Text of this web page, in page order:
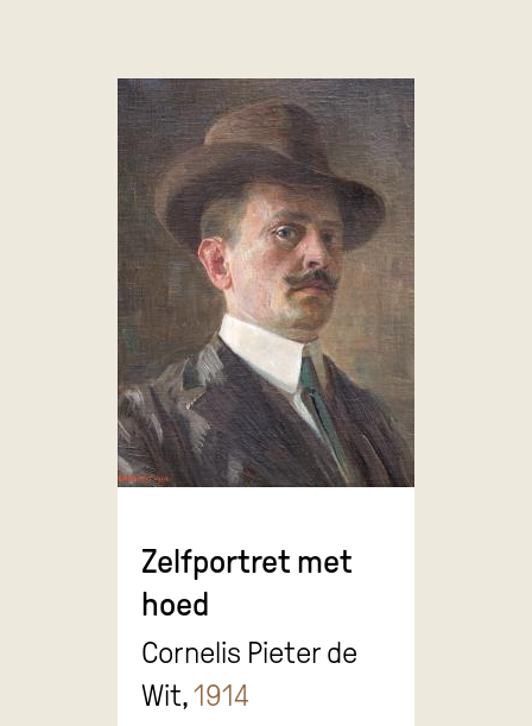
Zelfportret met
hoed
Cornelis Pieter de
Wit,1914